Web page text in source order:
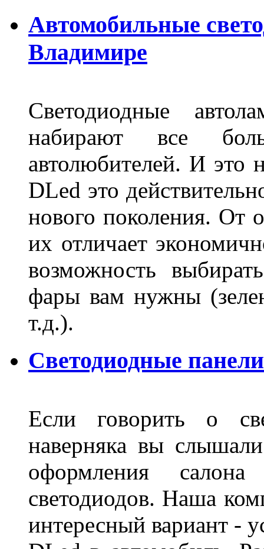
Автомобильные
Владимире
Светодиодные
набирают все
автолюбителей. И это
DLed это
нового поколения. От
их отличает
возможность
фары вам нужны
т.д.).
Светодиодные
Если говорить о
наверняка вы
оформления
светодиодов. Наша
интересный вариант -